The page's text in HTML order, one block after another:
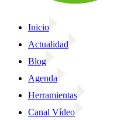
Inicio
Actualidad
Blog
Agenda
Herramientas
Canal Vídeo